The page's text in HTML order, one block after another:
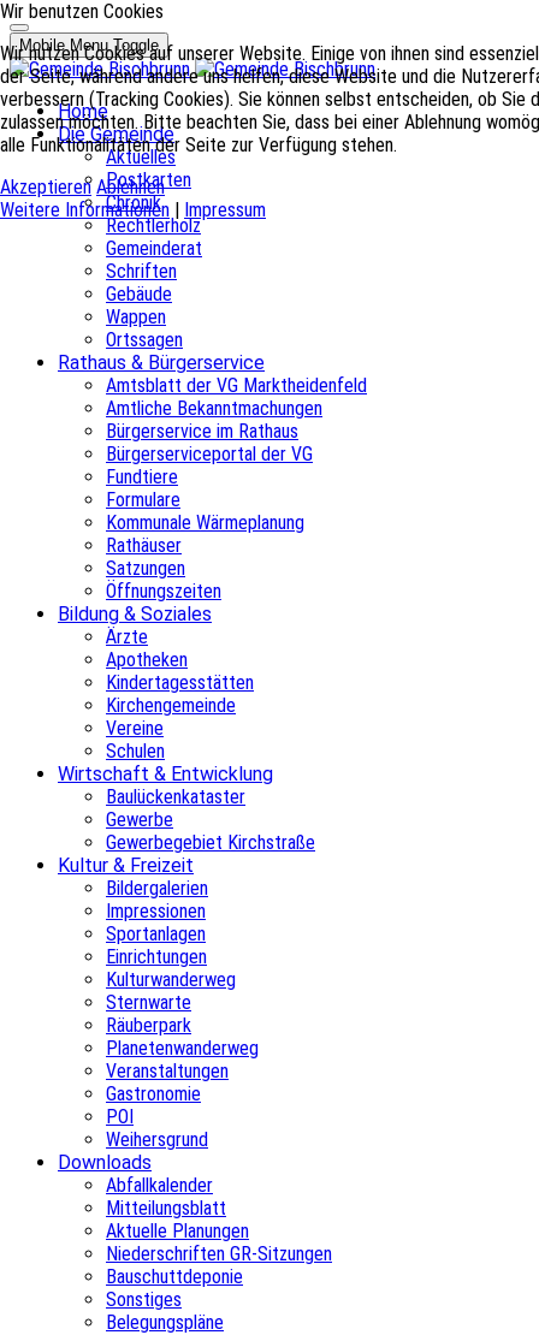
Mobile Menu Toggle
Home
Die Gemeinde
Aktuelles
Postkarten
Chronik
Rechtlerholz
Gemeinderat
Schriften
Gebäude
Wappen
Ortssagen
Rathaus & Bürgerservice
Amtsblatt der VG Marktheidenfeld
Amtliche Bekanntmachungen
Bürgerservice im Rathaus
Bürgerserviceportal der VG
Fundtiere
Formulare
Kommunale Wärmeplanung
Rathäuser
Satzungen
Öffnungszeiten
Bildung & Soziales
Ärzte
Apotheken
Kindertagesstätten
Kirchengemeinde
Vereine
Schulen
Wirtschaft & Entwicklung
Baulückenkataster
Gewerbe
Gewerbegebiet Kirchstraße
Kultur & Freizeit
Bildergalerien
Impressionen
Sportanlagen
Einrichtungen
Kulturwanderweg
Sternwarte
Räuberpark
Planetenwanderweg
Veranstaltungen
Gastronomie
POI
Weihersgrund
Downloads
Abfallkalender
Mitteilungsblatt
Aktuelle Planungen
Niederschriften GR-Sitzungen
Bauschuttdeponie
Sonstiges
Belegungspläne
Wir benutzen Cookies
Wir nutzen Cookies auf unserer Website. Einige von ihnen sind
der Seite, während andere uns helfen, diese Website und die
verbessern (Tracking Cookies). Sie können selbst entscheiden, ob Sie
zulassen möchten. Bitte beachten Sie, dass bei einer Ablehnung
alle Funktionalitäten der Seite zur Verfügung stehen.
Akzeptieren Ablehnen
Weitere Informationen | Impressum